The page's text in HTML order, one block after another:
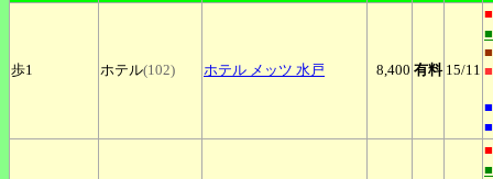
歩1 ホテル(102) ホテル メッツ 水戸 8,400 有料 15/11
■
■
■
■
■
■